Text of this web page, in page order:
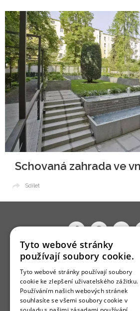
Schovaná zahrada ve
Sdílet
O nás
Bydlo programy
Jak se zapojit?
Uživatelské
Tyto webové stránky
používají soubory cookie.
Tyto webové stránky používají soubory
cookie ke zlepšení uživatelského zážitku.
Používáním našich webových stránek
souhlasíte se všemi soubory cookie v